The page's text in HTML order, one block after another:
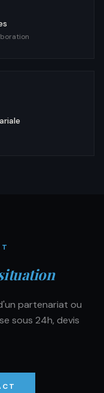
partenariat ou
sous 24h, devis